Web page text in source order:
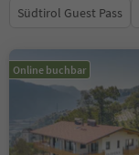
Südtirol Guest Pass
Online buchbar